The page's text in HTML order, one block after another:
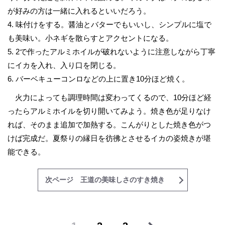
が好みの方は一緒に入れるといいだろう。
4. 味付けをする。醤油とバターでもいいし、シンプルに塩で
も美味い。小ネギを散らすとアクセントになる。
5. 2で作ったアルミホイルが破れないように注意しながら丁寧
にイカを入れ、入り口を閉じる。
6. バーベキューコンロなどの上に置き10分ほど焼く。
火力によっても調理時間は変わってくるので、10分ほど経
ったらアルミホイルを切り開いてみよう。焼き色が足りなけ
れば、そのまま追加で加熱する。こんがりとした焼き色がつ
けば完成だ。夏祭りの縁日を彷彿とさせるイカの姿焼きが堪
能できる。
次ページ 王道の美味しさのすき焼き